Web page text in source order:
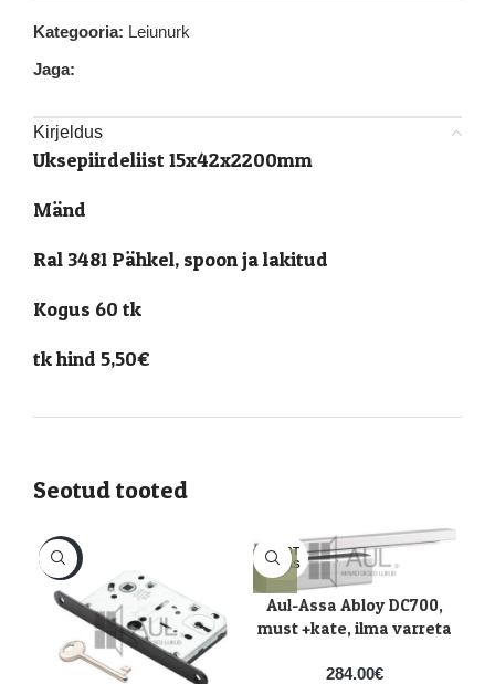
Kategooria: Leiunurk
Jaga:
Kirjeldus
Uksepiirdeliist 15x42x2200mm
Mänd
Ral 3481 Pähkel, spoon ja lakitud
Kogus 60 tk
tk hind 5,50€
Seotud tooted
-25%
LAOST
OTSAS
Aul-Assa Abloy DC700,
must +kate, ilma varreta
284.00€